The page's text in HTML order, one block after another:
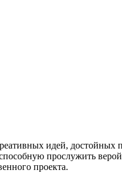
идей, достойных
прослужить
проекта.